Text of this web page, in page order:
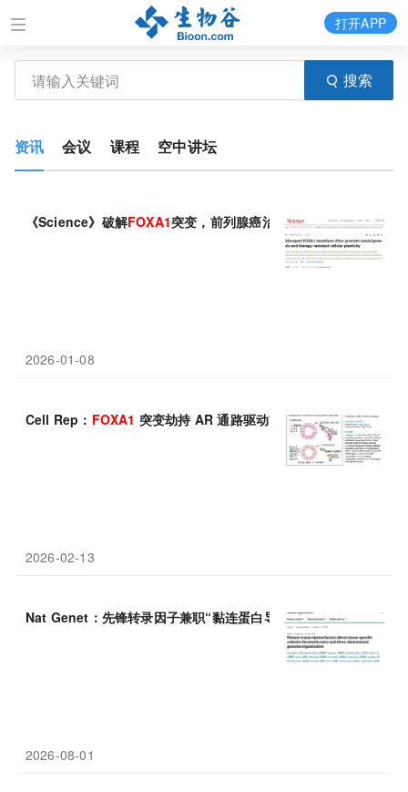
搜索
打开APP
资讯 会议 课程 空中讲坛
《Science》破解FOXA1突变，前列腺癌治疗需“分型而治”
2026-01-08
Cell Rep： FOXA1 突变劫持 AR 通路驱动前列腺癌，精准治疗新
2026-02-13
Nat Genet：先锋转录因子兼职“黏连蛋白导航员”——山东大学郭
2026-08-01